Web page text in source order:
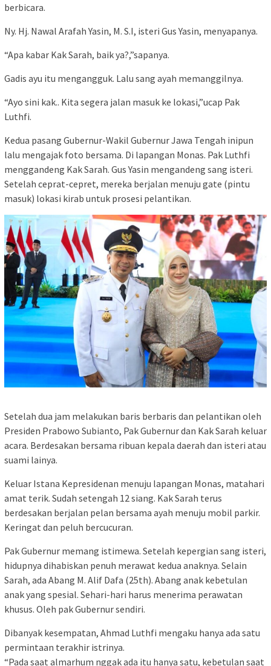
berbicara.
Ny. Hj. Nawal Arafah Yasin, M. S.I, isteri Gus Yasin, menyapanya.
“Apa kabar Kak Sarah, baik ya?,”sapanya.
Gadis ayu itu mengangguk. Lalu sang ayah memanggilnya.
“Ayo sini kak.. Kita segera jalan masuk ke lokasi,”ucap Pak
Luthfi.
Kedua pasang Gubernur-Wakil Gubernur Jawa Tengah inipun
lalu mengajak foto bersama. Di lapangan Monas. Pak Luthfi
menggandeng Kak Sarah. Gus Yasin mengandeng sang isteri.
Setelah ceprat-cepret, mereka berjalan menuju gate (pintu
masuk) lokasi kirab untuk prosesi pelantikan.
Setelah dua jam melakukan baris berbaris dan pelantikan oleh
Presiden Prabowo Subianto, Pak Gubernur dan Kak Sarah keluar
acara. Berdesakan bersama ribuan kepala daerah dan isteri atau
suami lainya.
Keluar Istana Kepresidenan menuju lapangan Monas, matahari
amat terik. Sudah setengah 12 siang. Kak Sarah terus
berdesakan berjalan pelan bersama ayah menuju mobil parkir.
Keringat dan peluh bercucuran.
Pak Gubernur memang istimewa. Setelah kepergian sang isteri,
hidupnya dihabiskan penuh merawat kedua anaknya. Selain
Sarah, ada Abang M. Alif Dafa (25th). Abang anak kebetulan
anak yang spesial. Sehari-hari harus menerima perawatan
khusus. Oleh pak Gubernur sendiri.
Dibanyak kesempatan, Ahmad Luthfi mengaku hanya ada satu
permintaan terakhir istrinya.
“Pada saat almarhum nggak ada itu hanya satu, kebetulan saat